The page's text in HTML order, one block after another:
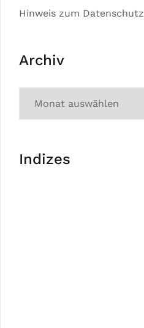
Hinweis zum Datenschutz
Archiv
Indizes